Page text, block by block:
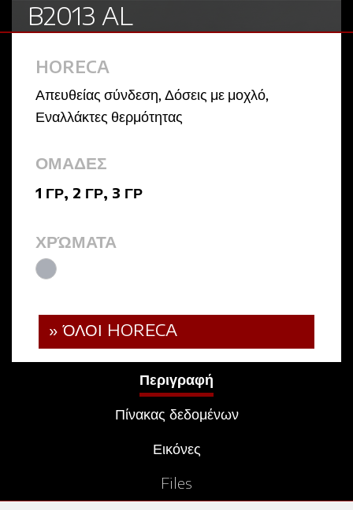
B2013 AL
HORECA
Απευθείας σύνδεση, Δόσεις με μοχλό,
Εναλλάκτες θερμότητας
ΟΜΑΔΕΣ
1 ΓΡ, 2 ΓΡ, 3 ΓΡ
ΧΡΏΜΑΤΑ
» ΌΛΟΙ HORECA
Περιγραφή
Πίνακας δεδομένων
Εικόνες
Files